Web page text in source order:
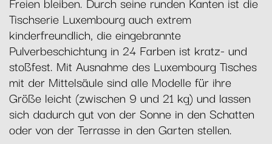
Tischserie Luxembourg auch extrem
kinderfreundlich, die eingebrannte
Pulverbeschichtung in 24 Farben ist kratz- und
stoßfest. Mit Ausnahme des Luxembourg Tisches
mit der Mittelsäule sind alle Modelle für ihre
Größe leicht (zwischen 9 und 21 kg) und lassen
sich dadurch gut von der Sonne in den Schatten
oder von der Terrasse in den Garten stellen.